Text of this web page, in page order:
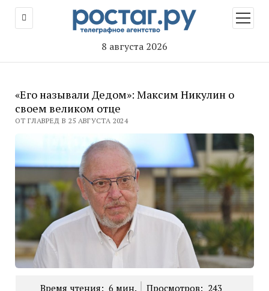
8 августа 2026
меню
«Его называли Дедом»: Максим Никулин о
своем великом отце
ОТ ГЛАВРЕД В 25 АВГУСТА 2024
Время чтения: 6 мин. Просмотров: 243